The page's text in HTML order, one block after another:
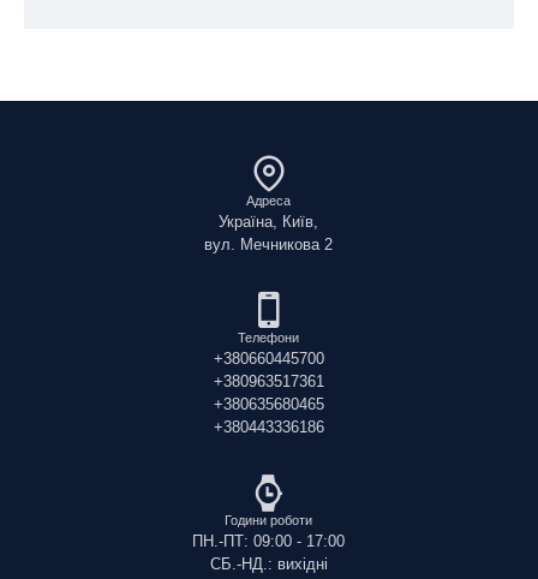
Адреса
Україна, Київ,
вул. Мечникова 2
Телефони
+380660445700
+380963517361
+380635680465
+380443336186
Години роботи
ПН.-ПТ: 09:00 - 17:00
СБ.-НД.: вихідні